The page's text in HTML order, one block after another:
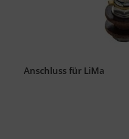
Anschluss für LiMa